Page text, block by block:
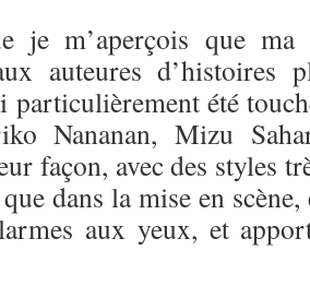
je m’aperçois que
auteures d’histoires
particulièrement été
Nananan, Mizu
façon, avec des styles
dans la mise en
aux yeux, et